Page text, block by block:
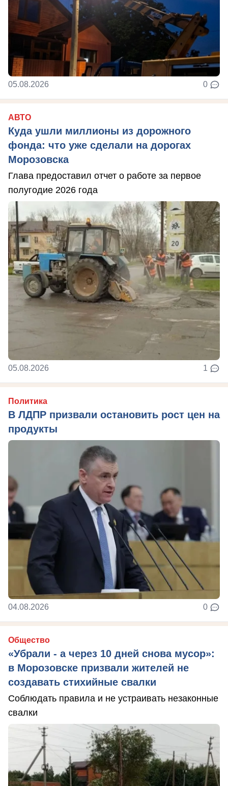
05.08.2026 0
АВТО
Куда ушли миллионы из дорожного
фонда: что уже сделали на дорогах
Морозовска
Глава предоставил отчет о работе за первое
полугодие 2026 года
05.08.2026 1
Политика
В ЛДПР призвали остановить рост цен на
продукты
04.08.2026 0
Общество
«Убрали - а через 10 дней снова мусор»:
в Морозовске призвали жителей не
создавать стихийные свалки
Соблюдать правила и не устраивать незаконные
свалки